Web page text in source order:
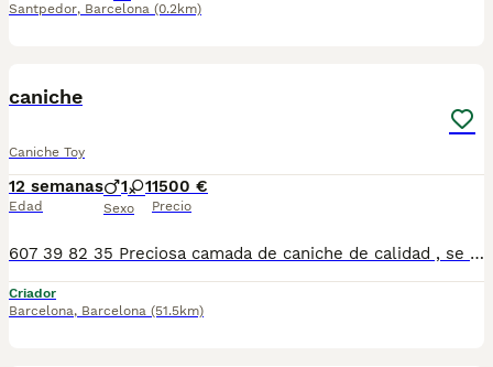
Santpedor, Barcelona (0.2km)
caniche
Caniche Toy
12 semanas
Edad
1 1
Sexo
1500 €
Precio
607 39 82 35 Preciosa camada de caniche de calidad , se entregan con minimo de dos meses y medio de edad y sus vacunas correspondientes, desparasitados interna y externamente, pasaporte y microchip, contrato de garantia de salud. preferiblemente recogida en mano pero también podemos entregar en toda España mediante transporte de alta calidad preparado para animales y con chofer particular con posibilidad de pago contra reembolso Llámanos o háblanos por whats app, Teléfono 607398235
Criador
Barcelona, Barcelona (51.5km)